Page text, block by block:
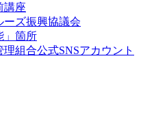
講座
ーズ振興協議会
」箇所
組合公式SNSアカウント